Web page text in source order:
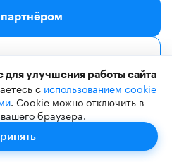
улучшения работы сайта
с использованием cookie
. Cookie можно отключить в
браузера.
с менеджером